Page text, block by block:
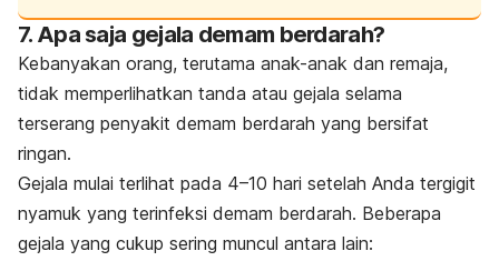
7. Apa saja gejala demam berdarah?
Kebanyakan orang, terutama anak-anak dan remaja,
tidak memperlihatkan tanda atau gejala selama
terserang penyakit demam berdarah yang bersifat
ringan.
Gejala mulai terlihat pada 4–10 hari setelah Anda tergigit
nyamuk yang terinfeksi demam berdarah. Beberapa
gejala yang cukup sering muncul antara lain: